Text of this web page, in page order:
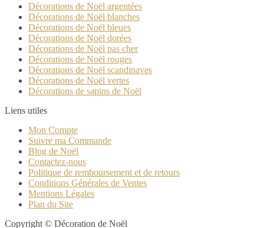
Décorations de Noël argentées
Décorations de Noël blanches
Décorations de Noël bleues
Décorations de Noël dorées
Décorations de Noël pas cher
Décorations de Noël rouges
Décorations de Noël scandinaves
Décorations de Noël vertes
Décorations de sapins de Noël
Liens utiles
Mon Compte
Suivre ma Commande
Blog de Noël
Contactez-nous
Politique de remboursement et de retours
Conditions Générales de Ventes
Mentions Légales
Plan du Site
Copyright © Décoration de Noël